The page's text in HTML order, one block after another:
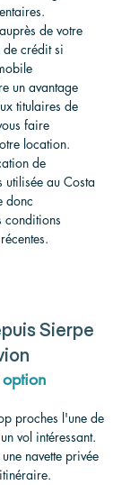
de votre
de crédit si
un avantage
titulaires de
faire
location.
de
utilisée au Costa
donc
conditions
Sierpe
option
proches l'une de
vol intéressant.
navette privée